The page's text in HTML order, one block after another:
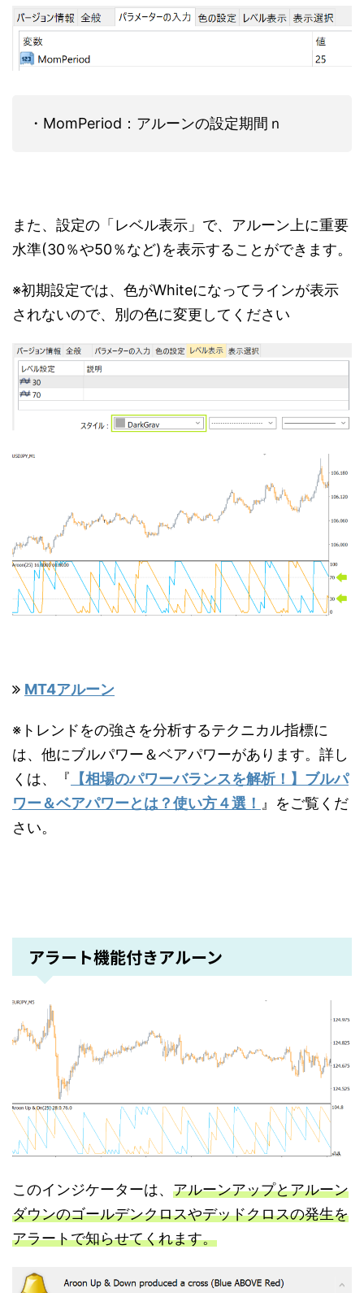
・MomPeriod：アルーンの設定期間ｎ
また、設定の「レベル表示」で、アルーン上に重要
水準(30％や50％など)を表示することができます。
※初期設定では、色がWhiteになってラインが表示
されないので、別の色に変更してください
MT4アルーン
※トレンドをの強さを分析するテクニカル指標に
は、他にブルパワー＆ベアパワーがあります。詳し
くは、『 【相場のパワーバランスを解析！】ブルパ
ワー＆ベアパワーとは？使い方４選！ 』をご覧くだ
さい。
アラート機能付きアルーン
このインジケーターは、 アルーンアップとアルーン
ダウンのゴールデンクロスやデッドクロスの発生を
アラートで知らせてくれます。